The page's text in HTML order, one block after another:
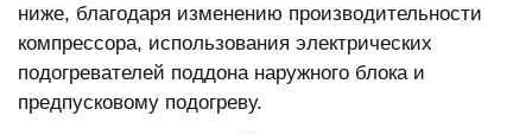
ниже, благодаря изменению производительности
компрессора, использования электрических
подогревателей поддона наружного блока и
предпусковому подогреву.